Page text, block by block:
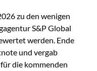
zu den wenigen
S&P Global
werden. Ende
und vergab
die kommenden